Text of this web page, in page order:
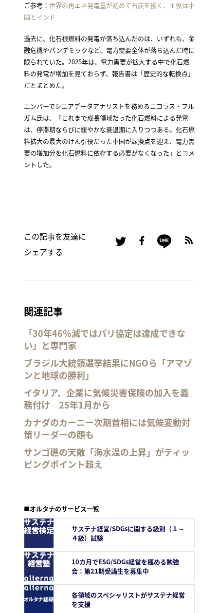
ご参考： 世界の再エネ発電量が初めて石炭を抜く、主役は中
国とインド
過去に、化石根燃料の発電が落ち込んだのは、いずれも、金
融危機やパンデミックなど、電力需要全体が落ち込んだ時に
限られていた。2025年は、電力需要が拡大する中で化石燃
料の発電が増加を見ておらず、報告書は「歴史的な転換点」
だとまとめた。
エンバーでシニアデータアナリストを務めるニコラス・フル
ガム氏は、「これまで成長領域だった化石燃料による発電
は、停滞期ならびに緩やかな衰退期に入りつつある。化石燃
料拡大の最大のけん引役だった中国が転換点を迎え、電力需
要の増加分を化石燃料に依存する必要がなくなった」とコメ
ントした。
この記事を友達に
シェアする
関連記事
「30年46％減ではパリ協定は達成できな
い」と専門家
ブラジル大統領選挙結果にNGOら「アマゾ
ンと地球の勝利」
イタリア、企業に気候災害保険の加入を義
務付け 25年1月から
カナダのカーニー次期首相には気候変動対
策リーダーの顔も
サンゴ礁の天敵「海水温の上昇」がティッ
ピングポイント超え
■オルタナのサービス一覧
サステナ経営/SDGsに関する級別（１～
４級）試験
10カ月でESG/SDGs経営を極める勉強
会：第21期受講生を募集中
各領域のスペシャリストがサステナ経営
を支援